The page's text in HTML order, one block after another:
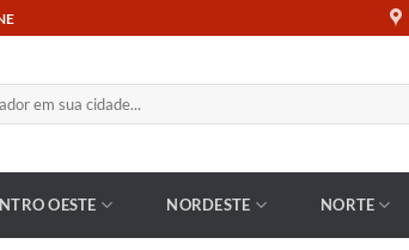
OESTE NORDESTE NORTE